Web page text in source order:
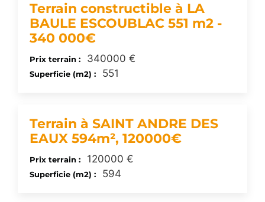
Terrain constructible à LA
BAULE ESCOUBLAC 551 m2 -
340 000€
Prix terrain : 340000 €
Superficie (m2) : 551
Terrain à SAINT ANDRE DES
EAUX 594m², 120000€
Prix terrain : 120000 €
Superficie (m2) : 594